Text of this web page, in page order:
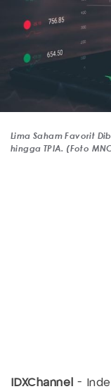
Lima Saham Favorit
hingga TPIA. (Foto
IDXChannel
-